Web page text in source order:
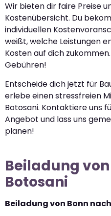
Wir bieten dir faire Preise
Kostenübersicht. Du
individuellen
weißt, welche Leistungen
Kosten auf dich
Gebühren!
Entscheide dich jetzt für
erlebe einen stressfreien
Botosani. Kontaktiere uns
Angebot und lass uns
planen!
Beiladung
Botosani
Beiladung von Bonn